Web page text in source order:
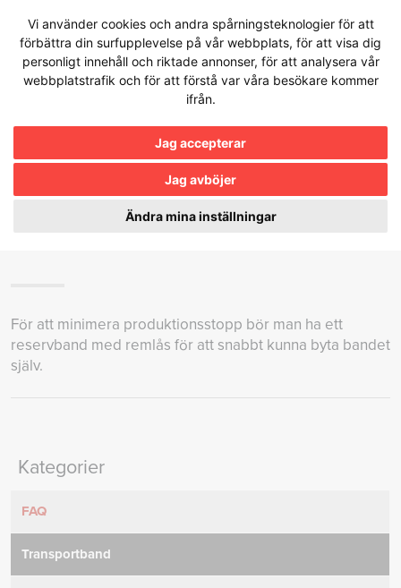
Vi använder cookies och andra spårningsteknologier för att
förbättra din surfupplevelse på vår webbplats, för att visa dig
personligt innehåll och riktade annonser, för att analysera vår
webbplatstrafik och för att förstå var våra besökare kommer
ifrån.
Jag accepterar
Jag avböjer
Ändra mina inställningar
innehållet
Kunskapsbanken
VAD GÖR JAG OM ETT
TRANSPORTBAND GÅR AV UNDER
För att minimera produktionsstopp bör man ha ett
reservband med remlås för att snabbt kunna byta bandet
själv.
Kategorier
FAQ
Transportband